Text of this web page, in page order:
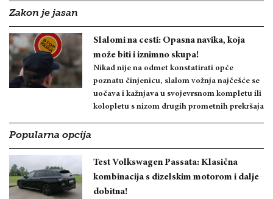
Zakon je jasan
Slalomi na cesti: Opasna navika, koja
može biti i iznimno skupa!
Nikad nije na odmet konstatirati opće
poznatu činjenicu, slalom vožnja najčešće se
uočava i kažnjava u svojevrsnom kompletu ili
kolopletu s nizom drugih prometnih prekršaja
Popularna opcija
Test Volkswagen Passata: Klasična
kombinacija s dizelskim motorom i dalje
dobitna!